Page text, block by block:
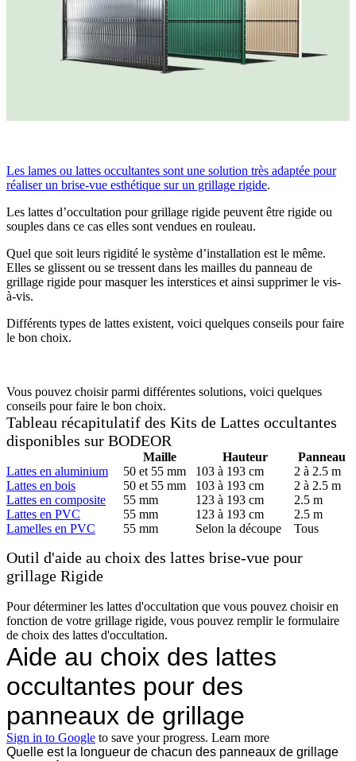
Les lames ou lattes occultantes sont une solution très adaptée pour
réaliser un brise-vue esthétique sur un grillage rigide.
Les lattes d’occultation pour grillage rigide peuvent être rigide ou
souples dans ce cas elles sont vendues en rouleau.
Quel que soit leurs rigidité le système d’installation est le même.
Elles se glissent ou se tressent dans les mailles du panneau de
grillage rigide pour masquer les interstices et ainsi supprimer le vis-
à-vis.
Différents types de lattes existent, voici quelques conseils pour faire
le bon choix.
Vous pouvez choisir parmi différentes solutions, voici quelques
conseils pour faire le bon choix.
Tableau récapitulatif des Kits de Lattes occultantes
disponibles sur BODEOR
Maille Hauteur
Panneau
Lattes en aluminium
50 et 55 mm 103 à 193 cm
2 à 2.5 m
Lattes en bois
50 et 55 mm 103 à 193 cm
2 à 2.5 m
Lattes en composite
55 mm 123 à 193 cm
2.5 m
Lattes en PVC
55 mm 123 à 193 cm
2.5 m
Lamelles en PVC
55 mm Selon la découpe Tous
Outil d'aide au choix des lattes brise-vue pour
grillage Rigide
Pour déterminer les lattes d'occultation que vous pouvez choisir en
fonction de votre grillage rigide, vous pouvez remplir le formulaire
de choix des lattes d'occultation.